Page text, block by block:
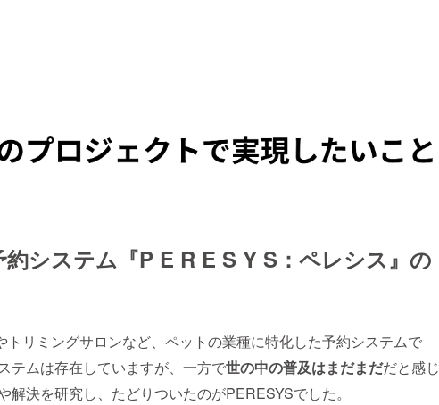
システム『P E R E S Y S：ペレシス』の
トリミングサロンなど、ペットの業種に特化した予約システムで
テムは存在していますが、一方で世の中の普及はまだまだだと感じ
解決を研究し、たどりついたのがPERESYSでした。